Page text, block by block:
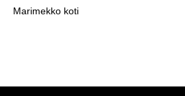
Marimekko koti